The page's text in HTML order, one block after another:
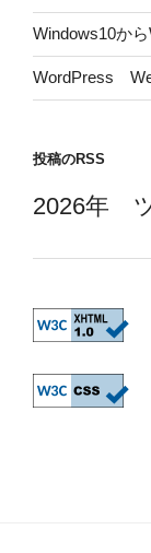
Windows10か
WordPress
投稿のRSS
2026年